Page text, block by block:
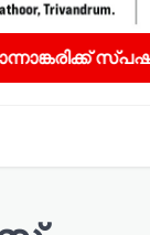
ജൂറി അവാർഡ്